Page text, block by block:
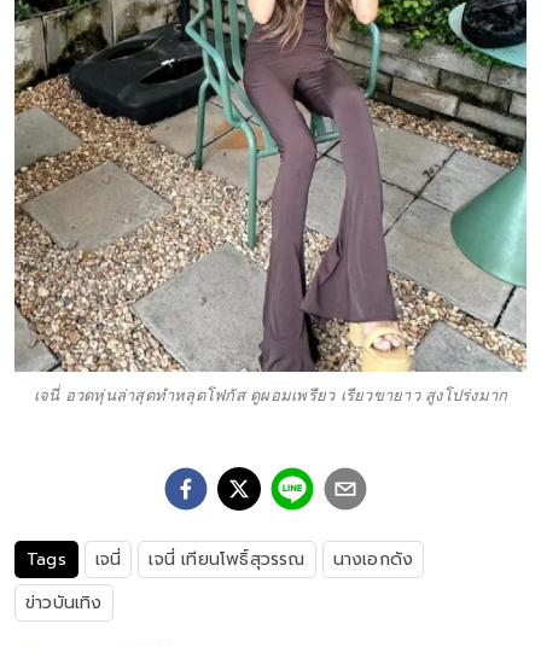
เจนี่ อวดหุ่นล่าสุดทำหลุดโฟกัส ดูผอมเพรียว เรียวขายาว สูงโปร่งมาก
Tags เจนี่ เจนี่ เทียนโพธิ์สุวรรณ
นางเอกดัง
ข่าวบันเทิง